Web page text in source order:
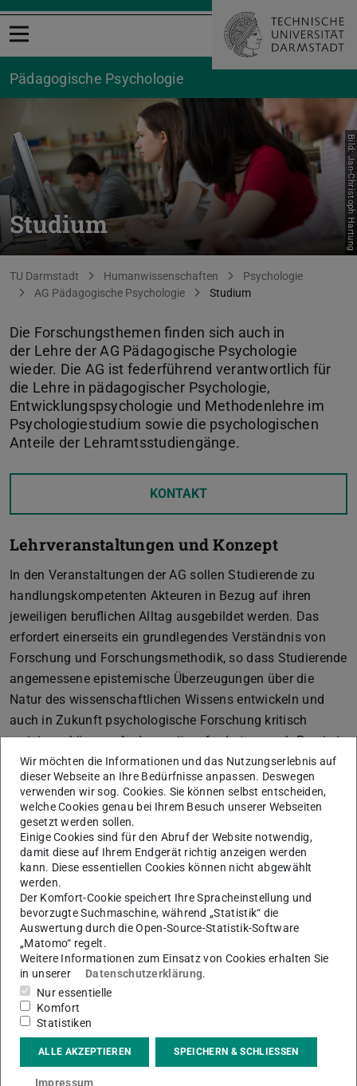
Menü öffnen
Pädagogische Psychologie
Studium Bild: Jan-Christoph Hartung
Sie befinden sich hier:
TU Darmstadt Humanwissenschaften
Psychologie
AG Pädagogische Psychologie
Studium
Die Forschungsthemen finden sich auch in
der Lehre der AG Pädagogische Psychologie
wieder. Die AG ist federführend verantwortlich für
die Lehre in pädagogischer Psychologie,
Entwicklungspsychologie und Methodenlehre im
Psychologiestudium sowie die psychologischen
Anteile der Lehramtsstudiengänge.
KONTAKT
Lehrveranstaltungen und Konzept
In den Veranstaltungen der AG sollen Studierende zu
handlungskompetenten Akteuren in Bezug auf ihren
jeweiligen beruflichen Alltag ausgebildet werden. Das
erfordert einerseits ein grundlegendes Verständnis von
Forschung und Forschungsmethodik, so dass Studierende
angemessene epistemische Überzeugungen über die
Natur des wissenschaftlichen Wissens entwickeln und
auch in Zukunft psychologische Forschung kritisch
rezipieren können. Andererseits erfordert es auch Praxis in
Anwendung und Transfer, so dass kein träges, nur im
Studium genutztes, Wissen entsteht. Um diese Ziele zu
erreichen, wird ein breites Spektrum an didaktischen
Methoden eingesetzt. Dies soll einerseits sicherstellen,
dass die jeweils geeignetsten Methoden genutzt werden,
um Wissen zu festigen, Fähigkeiten einzuüben oder
kritisches Denken bei dem Transfer von Forschung zu
Praxis anzuwenden. Andererseits soll dieses Vorgehen
auch das Methodenrepertoire der Studierenden erweitern.
Weitere Informationen zu:
Wir möchten die Informationen und das Nutzungserlebnis auf
dieser Webseite an Ihre Bedürfnisse anpassen. Deswegen
verwenden wir sog. Cookies. Sie können selbst entscheiden,
welche Cookies genau bei Ihrem Besuch unserer Webseiten
gesetzt werden sollen.
Einige Cookies sind für den Abruf der Website notwendig,
damit diese auf Ihrem Endgerät richtig anzeigen werden
kann. Diese essentiellen Cookies können nicht abgewählt
werden.
Der Komfort-Cookie speichert Ihre Spracheinstellung und
bevorzugte Suchmaschine, während „Statistik“ die
Auswertung durch die Open-Source-Statistik-Software
„Matomo“ regelt.
Weitere Informationen zum Einsatz von Cookies erhalten Sie
in unserer
Datenschutzerklärung.
Nur essentielle
Komfort
Statistiken
ALLE AKZEPTIEREN SPEICHERN & SCHLIESSEN
Impressum